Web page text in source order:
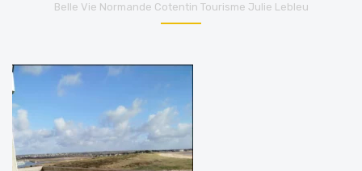
Belle Vie Normande Cotentin Tourisme Julie Lebleu